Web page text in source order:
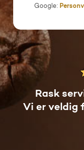
Google:
Rask
Vi er veldig